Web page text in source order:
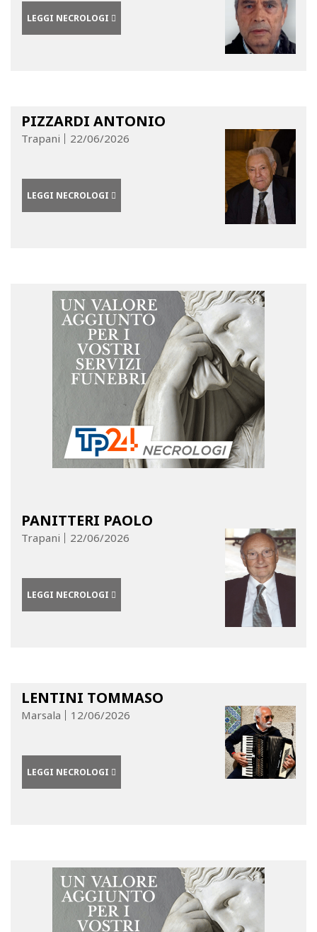
LEGGI NECROLOGI
PIZZARDI ANTONIO
Trapani 22/06/2026
LEGGI NECROLOGI
PANITTERI PAOLO
Trapani 22/06/2026
LEGGI NECROLOGI
LENTINI TOMMASO
Marsala 12/06/2026
LEGGI NECROLOGI